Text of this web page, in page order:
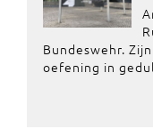
Bundeswehr.
oefening in